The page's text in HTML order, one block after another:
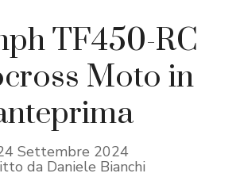
TF450-RC
Moto in
Settembre 2024
da Daniele Bianchi